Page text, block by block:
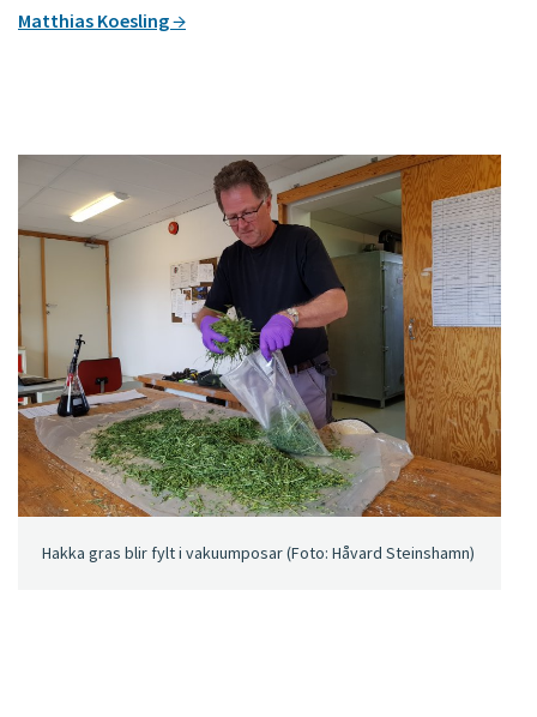
Matthias Koesling
Hakka gras blir fylt i vakuumposar (Foto: Håvard Steinshamn)